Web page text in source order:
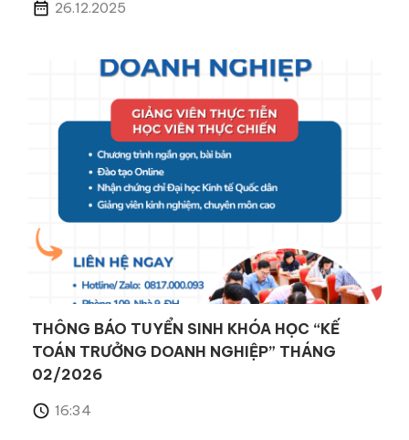
26.12.2025
THÔNG BÁO TUYỂN SINH KHÓA HỌC “KẾ
TOÁN TRƯỞNG DOANH NGHIỆP” THÁNG
02/2026
16:34